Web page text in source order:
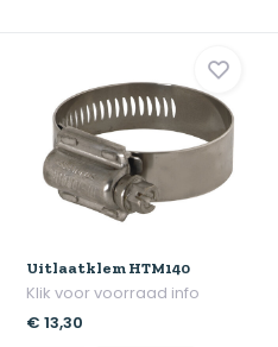
Uitlaatklem HTM140
Klik voor voorraad info
€ 13,30